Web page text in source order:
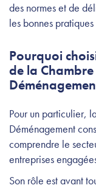
des normes et de
les bonnes
Pourquoi
de la
Pour un particulier,
Déménagement
comprendre le
entreprises
Son rôle est avant